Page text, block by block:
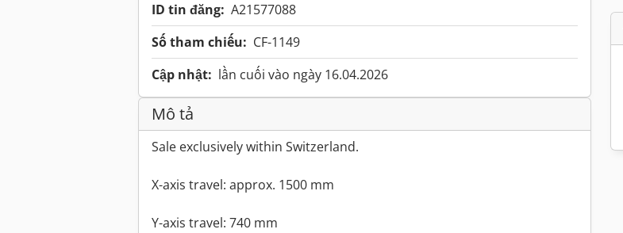
ID tin đăng: A21577088
Số tham chiếu: CF-1149
Cập nhật: lần cuối vào ngày 16.04.2026
Mô tả
Sale exclusively within Switzerland.
X-axis travel: approx. 1500 mm
Y-axis travel: 740 mm